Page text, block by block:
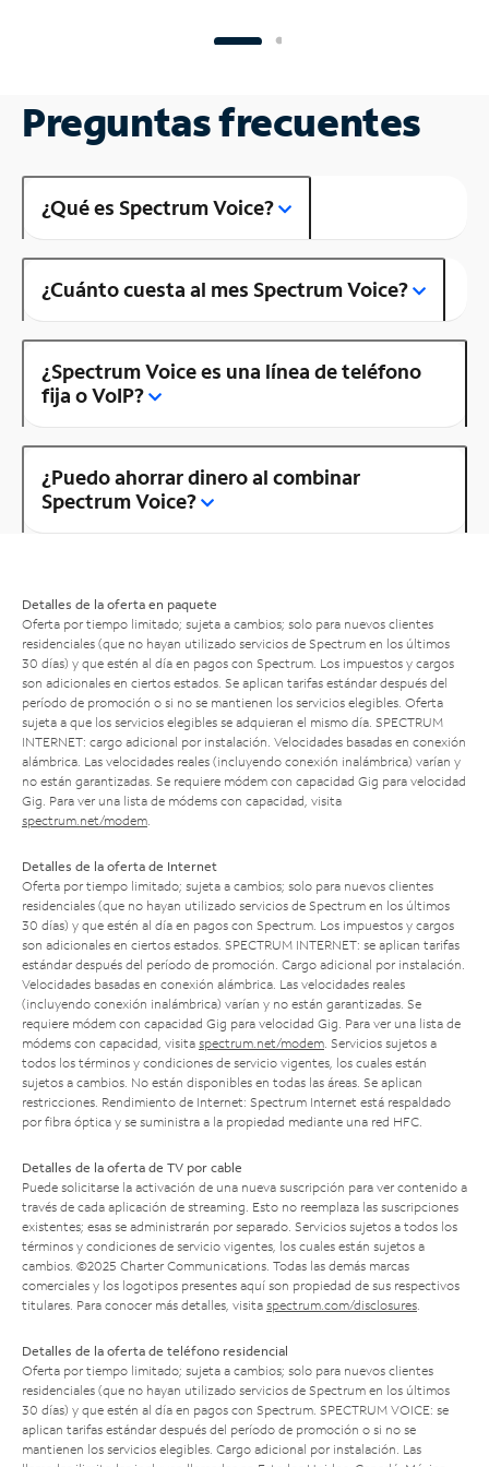
Preguntas frecuentes
¿Qué es Spectrum Voice?
¿Cuánto cuesta al mes Spectrum Voice?
¿Spectrum Voice es una línea de teléfono
fija o VoIP?
¿Puedo ahorrar dinero al combinar
Spectrum Voice?
Detalles de la oferta en paquete
Oferta por tiempo limitado; sujeta a cambios; solo para nuevos clientes
residenciales (que no hayan utilizado servicios de Spectrum en los últimos
30 días) y que estén al día en pagos con Spectrum. Los impuestos y cargos
son adicionales en ciertos estados. Se aplican tarifas estándar después del
período de promoción o si no se mantienen los servicios elegibles. Oferta
sujeta a que los servicios elegibles se adquieran el mismo día. SPECTRUM
INTERNET: cargo adicional por instalación. Velocidades basadas en conexión
alámbrica. Las velocidades reales (incluyendo conexión inalámbrica) varían y
no están garantizadas. Se requiere módem con capacidad Gig para velocidad
Gig. Para ver una lista de módems con capacidad, visita
spectrum.net/modem
Detalles de la oferta de Internet
Oferta por tiempo limitado; sujeta a cambios; solo para nuevos clientes
residenciales (que no hayan utilizado servicios de Spectrum en los últimos
30 días) y que estén al día en pagos con Spectrum. Los impuestos y cargos
son adicionales en ciertos estados. SPECTRUM INTERNET: se aplican tarifas
estándar después del período de promoción. Cargo adicional por instalación.
Velocidades basadas en conexión alámbrica. Las velocidades reales
(incluyendo conexión inalámbrica) varían y no están garantizadas. Se
requiere módem con capacidad Gig para velocidad Gig. Para ver una lista de
módems con capacidad, visita spectrum.net/modem . Servicios sujetos a
todos los términos y condiciones de servicio vigentes, los cuales están
sujetos a cambios. No están disponibles en todas las áreas. Se aplican
restricciones. Rendimiento de Internet: Spectrum Internet está respaldado
por fibra óptica y se suministra a la propiedad mediante una red HFC.
Detalles de la oferta de TV por cable
Puede solicitarse la activación de una nueva suscripción para ver contenido a
través de cada aplicación de streaming. Esto no reemplaza las suscripciones
existentes; esas se administrarán por separado. Servicios sujetos a todos los
términos y condiciones de servicio vigentes, los cuales están sujetos a
cambios. ©2025 Charter Communications. Todas las demás marcas
comerciales y los logotipos presentes aquí son propiedad de sus respectivos
titulares. Para conocer más detalles, visita spectrum.com/disclosures
Detalles de la oferta de teléfono residencial
Oferta por tiempo limitado; sujeta a cambios; solo para nuevos clientes
residenciales (que no hayan utilizado servicios de Spectrum en los últimos
30 días) y que estén al día en pagos con Spectrum. SPECTRUM VOICE: se
aplican tarifas estándar después del período de promoción o si no se
mantienen los servicios elegibles. Cargo adicional por instalación. Las